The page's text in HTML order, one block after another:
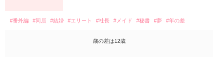
#番外編 #同居 #結婚 #エリート #社長 #メイド #秘書 #夢 #年の差
歳の差は12歳